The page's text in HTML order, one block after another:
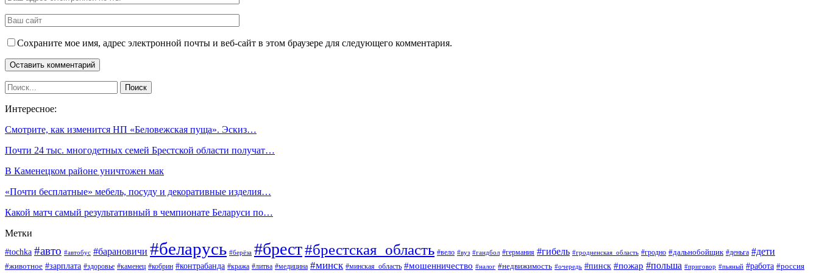
Сохраните мое имя, адрес электронной почты и веб-сайт в этом браузере для следующего комментария.
Интересное:
Смотрите, как изменится НП «Беловежская пуща». Эскиз…
Почти 24 тыс. многодетных семей Брестской области получат…
В Каменецком районе уничтожен мак
«Почти бесплатные» мебель, посуду и декоративные изделия…
Какой матч самый результативный в чемпионате Беларуси по…
Метки
#tochka #авто #автобус #барановичи #беларусь #берёза #брест#брестская_область #вело #вуз #гандбол #германия #гибель #гродненская_область #гродно #дальнобойщик #деньга #дети
#животное #зарплата #здоровье #каменец #кобрин #контрабанда #кража #литва #медицина #минск #минская_область #мошенничество #налог #недвижимость #очередь #пинск #пожар #польша #приговор #пьяный #работа #россия